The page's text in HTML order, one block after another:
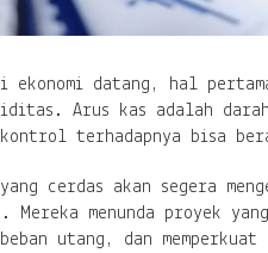
ekonomi datang, hal
Arus kas adalah
kontrol terhadapnya bisa
yang cerdas akan segera
Mereka menunda proyek
utang, dan